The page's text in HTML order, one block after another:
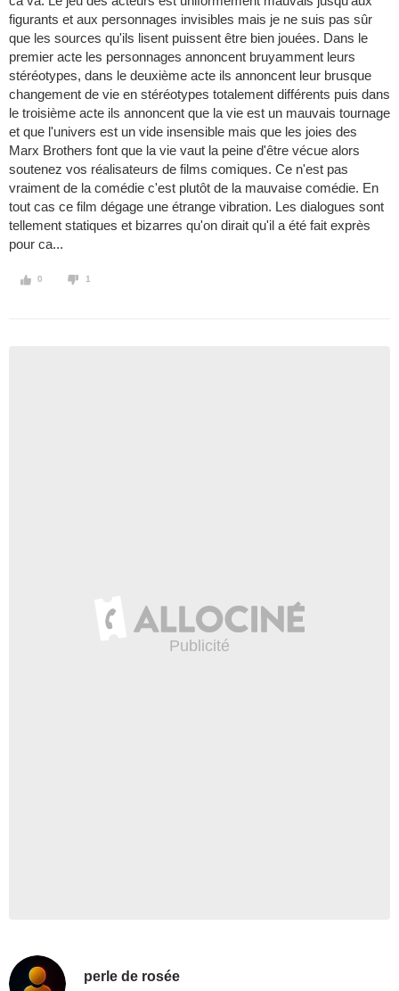
figurants et aux personnages invisibles mais je ne suis pas sûr
que les sources qu'ils lisent puissent être bien jouées. Dans le
premier acte les personnages annoncent bruyamment leurs
stéréotypes, dans le deuxième acte ils annoncent leur brusque
changement de vie en stéréotypes totalement différents puis dans
le troisième acte ils annoncent que la vie est un mauvais tournage
et que l'univers est un vide insensible mais que les joies des
Marx Brothers font que la vie vaut la peine d'être vécue alors
soutenez vos réalisateurs de films comiques. Ce n'est pas
vraiment de la comédie c'est plutôt de la mauvaise comédie. En
tout cas ce film dégage une étrange vibration. Les dialogues sont
tellement statiques et bizarres qu'on dirait qu'il a été fait exprès
pour ca...
0 1
perle de rosée